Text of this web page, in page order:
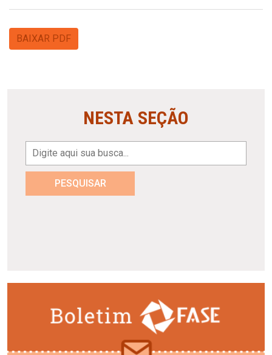
BAIXAR PDF
NESTA SEÇÃO
PESQUISAR